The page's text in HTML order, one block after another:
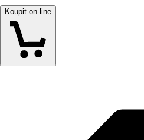
Koupit on-line